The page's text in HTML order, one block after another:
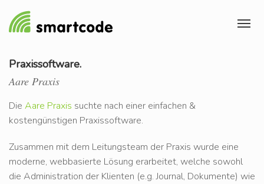
Praxissoftware.
Aare Praxis
Die Aare Praxis suchte nach einer einfachen &
kostengünstigen Praxissoftware.
Zusammen mit dem Leitungsteam der Praxis wurde eine
moderne, webbasierte Lösung erarbeitet, welche sowohl
die Administration der Klienten (e.g. Journal, Dokumente) wie